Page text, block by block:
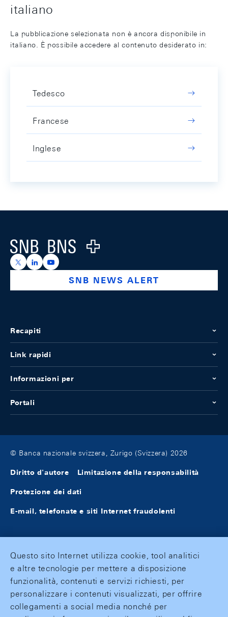
italiano
La pubblicazione selezionata non è ancora disponibile in
italiano. È possibile accedere al contenuto desiderato in:
Tedesco
Francese
Inglese
Logo
https://x.com/snb_bns
https://ch.linkedin.com/company/swiss-national-
https://www.youtube.com/@swissnationalbank
SNB NEWS ALERT
Recapiti
Link rapidi
Informazioni per
Portali
© Banca nazionale svizzera, Zurigo (Svizzera) 2026
Diritto d'autore Limitazione della responsabilità
Protezione dei dati
E-mail, telefonate e siti Internet fraudolenti
Questo sito Internet utilizza cookie, tool analitici
e altre tecnologie per mettere a disposizione
funzionalità, contenuti e servizi richiesti, per
personalizzare i contenuti visualizzati, per offrire
collegamenti a social media nonché per